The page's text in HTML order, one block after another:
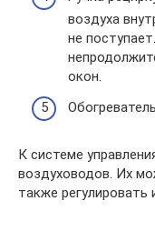
воздуха
не
окон.
К системе
воздуховодов. Их
также регулировать